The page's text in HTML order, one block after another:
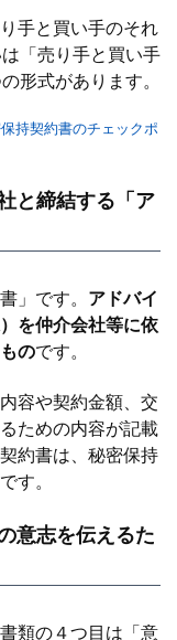
手と買い手のそれ
「売り手と買い手
形式があります。
持契約書のチェックポ
と締結する「ア
」です。 アドバイ
を仲介会社等に依
のです。
容や契約金額、交
ための内容が記載
約書は、秘密保持
す。
意志を伝えるた
類の４つ目は「意